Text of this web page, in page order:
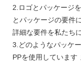
2.ロゴとパッケージ
とパッケージの要件
詳細な要件を私たち
3.どのようなパッケ
PPを使用しています